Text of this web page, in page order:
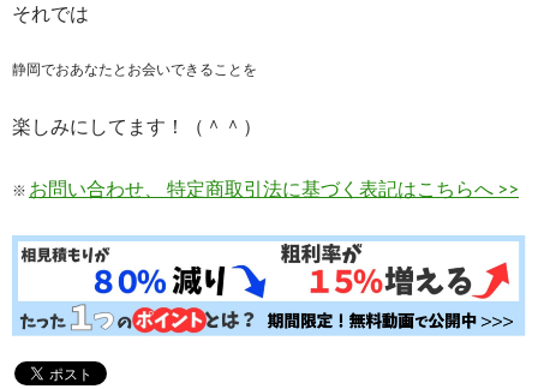
それでは
静岡でおあなたとお会いできることを
楽しみにしてます！（＾＾）
※ お問い合わせ、 特定商取引法に基づく表記はこちらへ >>